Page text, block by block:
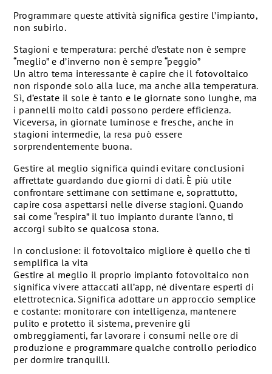
Programmare queste attività significa gestire l’impianto,
non subirlo.
Stagioni e temperatura: perché d’estate non è sempre
“meglio” e d’inverno non è sempre “peggio”
Un altro tema interessante è capire che il fotovoltaico
non risponde solo alla luce, ma anche alla temperatura.
Sì, d’estate il sole è tanto e le giornate sono lunghe, ma
i pannelli molto caldi possono perdere efficienza.
Viceversa, in giornate luminose e fresche, anche in
stagioni intermedie, la resa può essere
sorprendentemente buona.
Gestire al meglio significa quindi evitare conclusioni
affrettate guardando due giorni di dati. È più utile
confrontare settimane con settimane e, soprattutto,
capire cosa aspettarsi nelle diverse stagioni. Quando
sai come “respira” il tuo impianto durante l’anno, ti
accorgi subito se qualcosa stona.
In conclusione: il fotovoltaico migliore è quello che ti
semplifica la vita
Gestire al meglio il proprio impianto fotovoltaico non
significa vivere attaccati all’app, né diventare esperti di
elettrotecnica. Significa adottare un approccio semplice
e costante: monitorare con intelligenza, mantenere
pulito e protetto il sistema, prevenire gli
ombreggiamenti, far lavorare i consumi nelle ore di
produzione e programmare qualche controllo periodico
per dormire tranquilli.